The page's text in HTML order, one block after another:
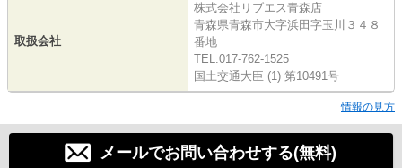
取扱会社
株式会社リブエス青森店
青森県青森市大字浜田字玉川３４８
番地
TEL:017-762-1525
国土交通大臣 (1) 第10491号
情報の見方
メールでお問い合わせする(無料)